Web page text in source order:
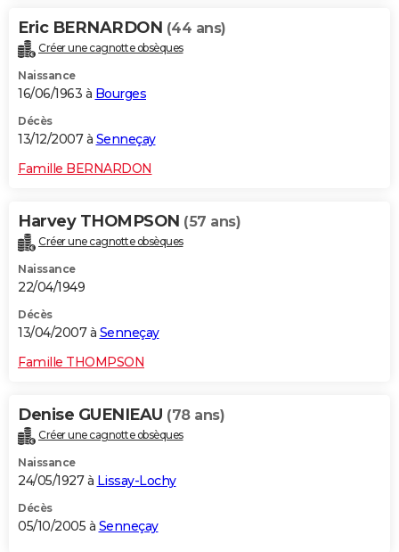
Eric BERNARDON (44 ans)
Créer une cagnotte obsèques
Naissance
16/06/1963 à Bourges
Décès
13/12/2007 à Senneçay
Famille BERNARDON
Harvey THOMPSON (57 ans)
Créer une cagnotte obsèques
Naissance
22/04/1949
Décès
13/04/2007 à Senneçay
Famille THOMPSON
Denise GUENIEAU (78 ans)
Créer une cagnotte obsèques
Naissance
24/05/1927 à Lissay-Lochy
Décès
05/10/2005 à Senneçay